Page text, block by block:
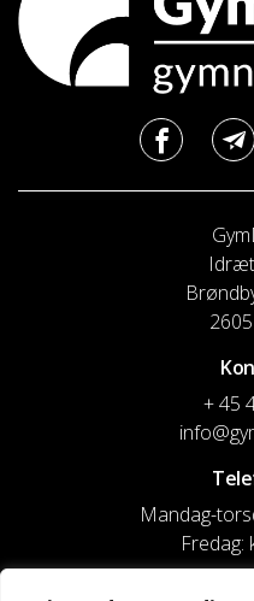
+ 45
Mandag-
Fredag: